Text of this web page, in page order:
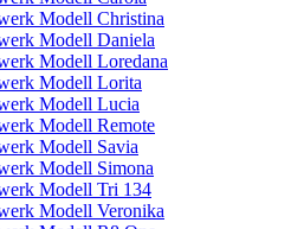
Modell Christina
Modell Daniela
Modell Loredana
Modell Lorita
Modell Lucia
Modell Remote
Modell Savia
Modell Simona
Modell Tri 134
Modell Veronika